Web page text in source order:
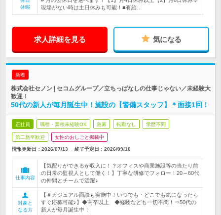
休暇
現場がない時は土日休みも可能！■有給…
求人詳細を見る 気になる
新着
株式会社セノン | セコムグループ／立ちっぱなしの仕事じゃない／未経験大
歓迎！
50代の新人が毎月誕生中！施設の【警備スタッフ】＊面接1回！
正社員 職種・業種未経験OK 急募 転勤なし 学歴不問
第二新卒歓迎 女性のおしごと掲載中
情報更新日：2026/07/13 終了予定日： 2026/09/10
仕事内容
【気配りができるが収入に！？オフィスや商業施設等の当たり前
の日常の監視人として働く！】丁寧な研修でフォロー！20～60代
の仲間とチームで活躍♪
対象と
なる方
【＃カジュアル面談も実施中！いつでも・どこでも気になったら
すぐ応募可能♪】◆高卒以上 ◆経験なども一切不問！⇒50代の
新人が毎月誕生中！